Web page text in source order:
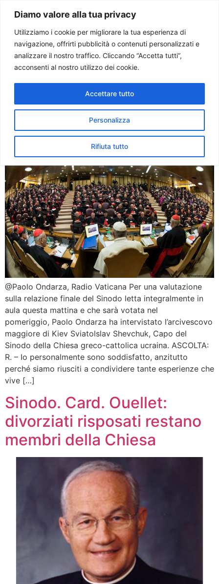
Diamo valore alla tua privacy
Utilizziamo i cookie per migliorare la tua esperienza di
navigazione, offrirti pubblicità o contenuti personalizzati e
analizzare il nostro traffico. Cliccando “Accetta tutti”,
acconsenti al nostro utilizzo dei cookie.
Personalizza
Rifiuta tutto
Accettare tutto
Paolo Ondarza
Tag:COMUNIONE
Sinodo. Testimonianze dei
vescovi. Shevchuk:
coscienza e legge morale
non sono contrapposte
@Paolo Ondarza, Radio Vaticana Per una valutazione
sulla relazione finale del Sinodo letta integralmente in
aula questa mattina e che sarà votata nel
pomeriggio, Paolo Ondarza ha intervistato l’arcivescovo
maggiore di Kiev Sviatolslav Shevchuk, Capo del
Sinodo della Chiesa greco-cattolica ucraina. ASCOLTA:
R. – Io personalmente sono soddisfatto, anzitutto
perché siamo riusciti a condividere tante esperienze che
vive […]
Sinodo. Card. Ouellet:
divorziati risposati restano
membri della Chiesa